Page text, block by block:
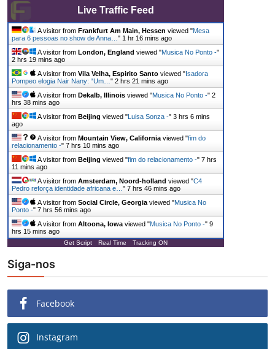
Live Traffic Feed
A visitor from Frankfurt Am Main, Hessen viewed "Mesa
para 6 pessoas no show de Anna… " 1 hr 16 mins ago
A visitor from London, England viewed "Musica No Ponto -"
2 hrs 19 mins ago
A visitor from Vila Velha, Espirito Santo viewed " Isadora
Pompeo elogia Nair Nany: “Um… " 2 hrs 21 mins ago
A visitor from Dekalb, Illinois viewed "Musica No Ponto -" 2
hrs 38 mins ago
A visitor from Beijing viewed " Luisa Sonza -" 3 hrs 6 mins
ago
A visitor from Mountain View, California viewed "fim do
relacionamento -" 7 hrs 10 mins ago
A visitor from Beijing viewed "fim do relacionamento -" 7 hrs
11 mins ago
A visitor from Amsterdam, Noord-holland viewed "C4
Pedro reforça identidade africana e… " 7 hrs 46 mins ago
A visitor from Social Circle, Georgia viewed "Musica No
Ponto -" 7 hrs 56 mins ago
A visitor from Altoona, Iowa viewed "Musica No Ponto -" 9
hrs 15 mins ago
Get Script Real Time Tracking ON
Siga-nos
Facebook
Instagram